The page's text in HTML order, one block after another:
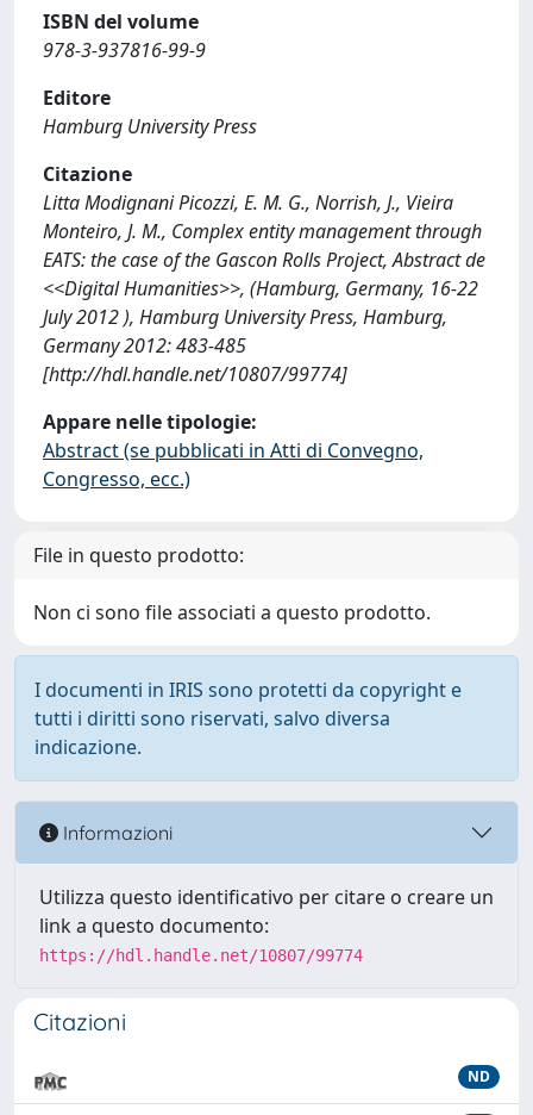
ISBN del volume
978-3-937816-99-9
Editore
Hamburg University Press
Citazione
Litta Modignani Picozzi, E. M. G., Norrish, J., Vieira
Monteiro, J. M., Complex entity management through
EATS: the case of the Gascon Rolls Project, Abstract de
<<Digital Humanities>>, (Hamburg, Germany, 16-22
July 2012 ), Hamburg University Press, Hamburg,
Germany 2012: 483-485
[http://hdl.handle.net/10807/99774]
Appare nelle tipologie:
Abstract (se pubblicati in Atti di Convegno,
Congresso, ecc.)
File in questo prodotto:
Non ci sono file associati a questo prodotto.
I documenti in IRIS sono protetti da copyright e
tutti i diritti sono riservati, salvo diversa
indicazione.
Informazioni
Utilizza questo identificativo per citare o creare un
link a questo documento:
https://hdl.handle.net/10807/99774
Citazioni
ND